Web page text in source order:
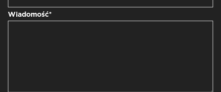
Wiadomość*